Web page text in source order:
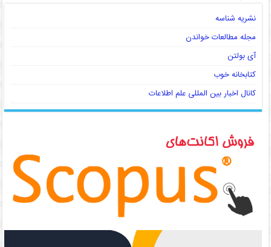
نشریه شناسه
مجله مطالعات خواندن
آی بولتن
کتابخانه خوب
کانال اخبار بین المللی علم اطلاعات